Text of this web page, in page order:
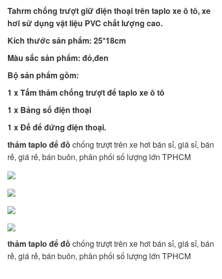
Tahrm chống trượt giữ điện thoại trên taplo xe ô tô, xe
hơi sử dụng vật liệu PVC chất lượng cao.
Kích thước sản phẩm: 25*18cm
Màu sắc sản phẩm: đỏ,đen
Bộ sản phẩm gồm:
1 x Tấm thảm chống trượt để taplo xe ô tô
1 x Bảng số điện thoại
1 x Đế để đứng điện thoại.
thảm taplo để đồ chống trượt trên xe hơi bán sỉ, giá sỉ, bán
rẻ, giá rẻ, bán buôn, phân phối số lượng lớn TPHCM
thảm taplo để đồ chống trượt trên xe hơi bán sỉ, giá sỉ, bán
rẻ, giá rẻ, bán buôn, phân phối số lượng lớn TPHCM